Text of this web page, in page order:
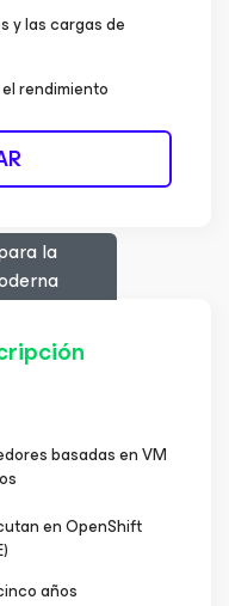
y las cargas de
rendimiento
la
basadas en VM
en OpenShift
años